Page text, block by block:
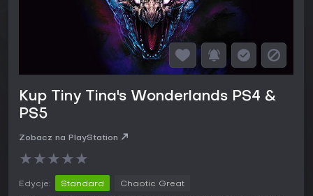
Kup Tiny Tina's Wonderlands PS4 &
PS5
Zobacz na PlayStation
★★★★★
Edycje: Standard Chaotic Great